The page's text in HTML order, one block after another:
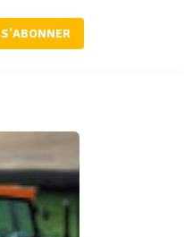
S'ABONNER